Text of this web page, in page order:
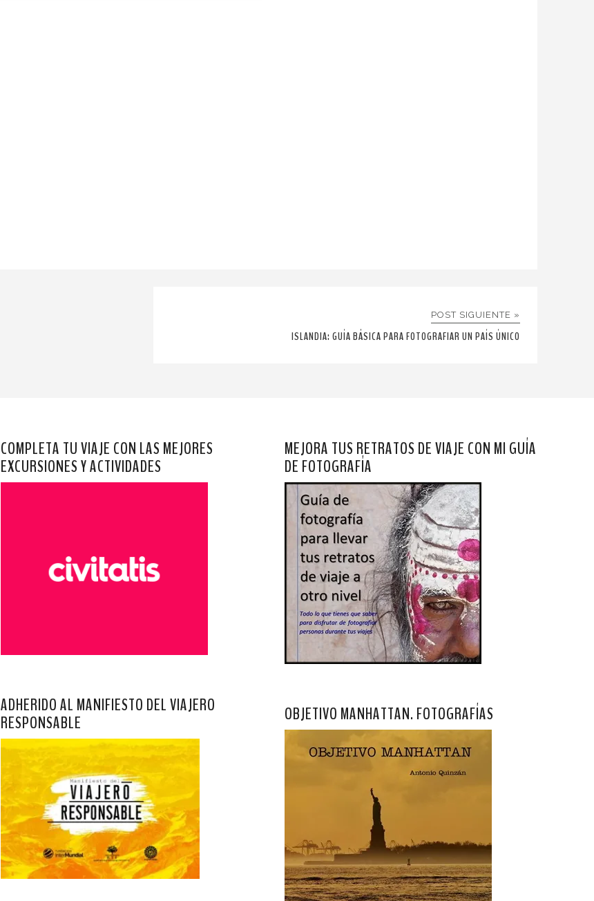
POST SIGUIENTE »
ISLANDIA: GUÍA BÁSICA PARA FOTOGRAFIAR UN PAÍS ÚNICO
COMPLETA TU VIAJE CON LAS MEJORES
EXCURSIONES Y ACTIVIDADES
ADHERIDO AL MANIFIESTO DEL VIAJERO
RESPONSABLE
MEJORA TUS RETRATOS DE VIAJE CON MI GUÍA
DE FOTOGRAFÍA
OBJETIVO MANHATTAN. FOTOGRAFÍAS